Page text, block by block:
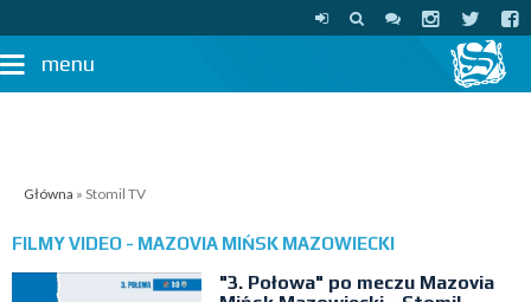
menu
Główna » Stomil TV
FILMY VIDEO - MAZOVIA MIŃSK MAZOWIECKI
"3. Połowa" po meczu Mazovia